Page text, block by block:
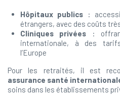
Hôpitaux publics :
étrangers, avec des coûts
Cliniques privées :
internationale, à des
l’Europe
Pour les retraités, il est
assurance santé
soins dans les établissements